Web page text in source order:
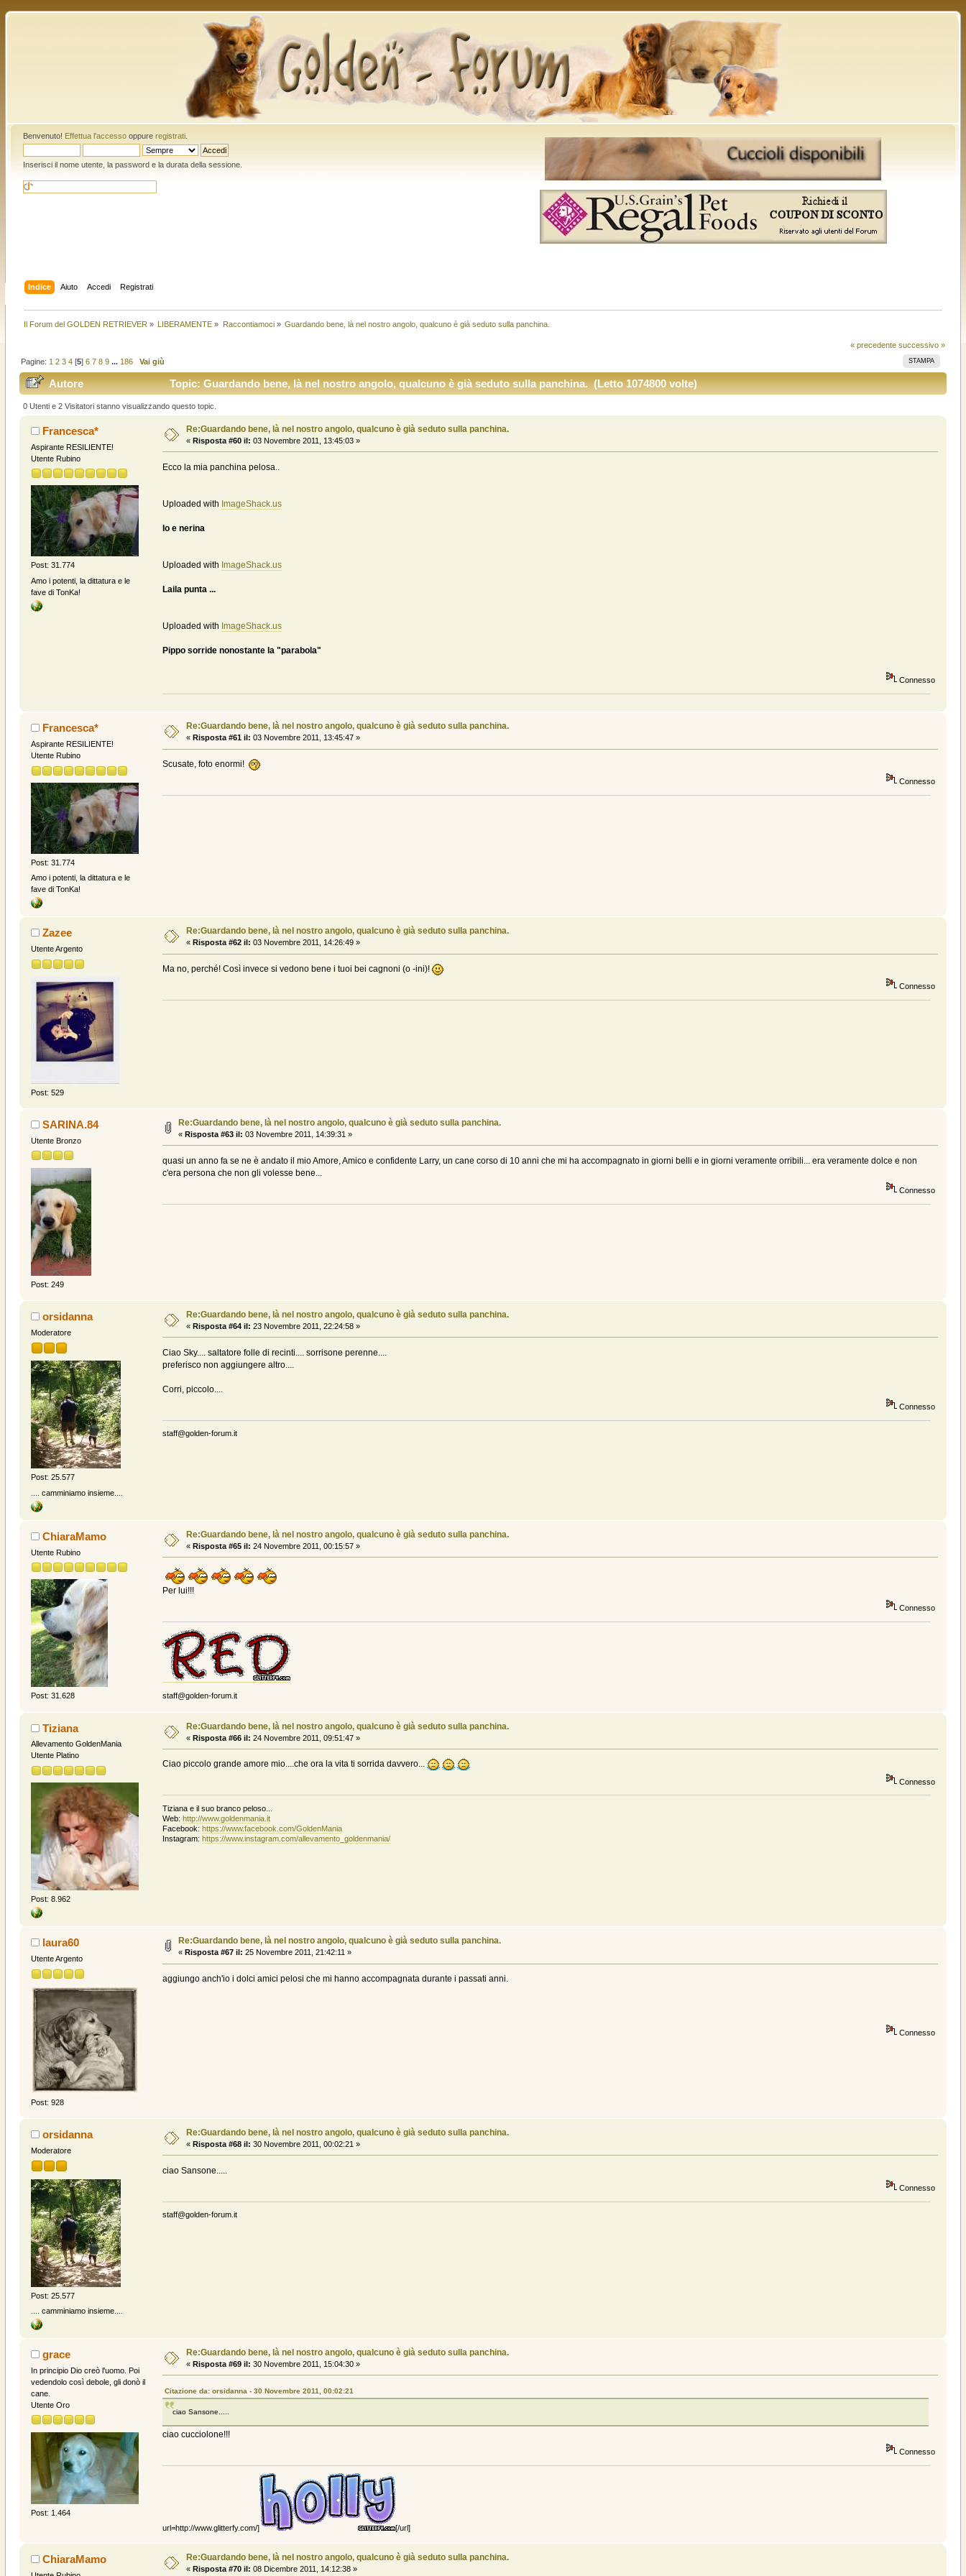
Benvenuto! Effettua l'accessooppure registrati.
Inserisci il nome utente, la password e la durata della sessione.
Indice Aiuto Accedi Registrati
Il Forum del GOLDEN RETRIEVER » LIBERAMENTE » Raccontiamoci» Guardando bene, là nel nostro angolo, qualcuno è già seduto sulla panchina.
« precedente successivo »
STAMPA
Pagine: 1 2 3 4[5] 6 7 8 9 ... 186 Vai giù
Autore Topic: Guardando bene, là nel nostro angolo, qualcuno è già seduto sulla panchina. (Letto 1074800 volte)
0 Utenti e 2 Visitatori stanno visualizzando questo topic.
Francesca*
Aspirante RESILIENTE!
Utente Rubino
Post: 31.774
Amo i potenti, la dittatura e le
fave di TonKa!
Re:Guardando bene, là nel nostro angolo, qualcuno è già seduto sulla panchina.
« Risposta #60 il: 03 Novembre 2011, 13:45:03 »
Ecco la mia panchina pelosa..
Uploaded with ImageShack.us
Io e nerina
Uploaded with ImageShack.us
Laila punta ...
Uploaded with ImageShack.us
Pippo sorride nonostante la "parabola"
Connesso
Francesca*
Aspirante RESILIENTE!
Utente Rubino
Post: 31.774
Amo i potenti, la dittatura e le
fave di TonKa!
Re:Guardando bene, là nel nostro angolo, qualcuno è già seduto sulla panchina.
« Risposta #61 il: 03 Novembre 2011, 13:45:47 »
Scusate, foto enormi!
Connesso
Zazee
Utente Argento
Post: 529
Re:Guardando bene, là nel nostro angolo, qualcuno è già seduto sulla panchina.
« Risposta #62 il: 03 Novembre 2011, 14:26:49 »
Ma no, perché! Così invece si vedono bene i tuoi bei cagnoni (o -ini)!
Connesso
SARINA.84
Utente Bronzo
Post: 249
Re:Guardando bene, là nel nostro angolo, qualcuno è già seduto sulla panchina.
« Risposta #63 il: 03 Novembre 2011, 14:39:31 »
quasi un anno fa se ne è andato il mio Amore, Amico e confidente Larry, un cane corso di 10 anni che mi ha accompagnato in giorni belli e in giorni veramente orribili... era veramente dolce e non
c'era persona che non gli volesse bene...
Connesso
orsidanna
Moderatore
Post: 25.577
.... camminiamo insieme....
Re:Guardando bene, là nel nostro angolo, qualcuno è già seduto sulla panchina.
« Risposta #64 il: 23 Novembre 2011, 22:24:58 »
Ciao Sky.... saltatore folle di recinti.... sorrisone perenne....
preferisco non aggiungere altro....
Corri, piccolo....
Connesso
staff@golden-forum.it
ChiaraMamo
Utente Rubino
Post: 31.628
Re:Guardando bene, là nel nostro angolo, qualcuno è già seduto sulla panchina.
« Risposta #65 il: 24 Novembre 2011, 00:15:57 »
Per lui!!!
Connesso
staff@golden-forum.it
Tiziana
Allevamento GoldenMania
Utente Platino
Post: 8.962
Re:Guardando bene, là nel nostro angolo, qualcuno è già seduto sulla panchina.
« Risposta #66 il: 24 Novembre 2011, 09:51:47 »
Ciao piccolo grande amore mio....che ora la vita ti sorrida davvero...
Connesso
Tiziana e il suo branco peloso...
Web:http://www.goldenmania.it
Facebook:https://www.facebook.com/GoldenMania
Instagram:https://www.instagram.com/allevamento_goldenmania/
laura60
Utente Argento
Post: 928
Re:Guardando bene, là nel nostro angolo, qualcuno è già seduto sulla panchina.
« Risposta #67 il: 25 Novembre 2011, 21:42:11 »
aggiungo anch'io i dolci amici pelosi che mi hanno accompagnata durante i passati anni.
Connesso
orsidanna
Moderatore
Post: 25.577
.... camminiamo insieme....
Re:Guardando bene, là nel nostro angolo, qualcuno è già seduto sulla panchina.
« Risposta #68 il: 30 Novembre 2011, 00:02:21 »
ciao Sansone.....
Connesso
staff@golden-forum.it
grace
In principio Dio creò l'uomo. Poi
vedendolo così debole, gli donò il
cane.
Utente Oro
Post: 1.464
Re:Guardando bene, là nel nostro angolo, qualcuno è già seduto sulla panchina.
« Risposta #69 il: 30 Novembre 2011, 15:04:30 »
Citazione da: orsidanna - 30 Novembre 2011, 00:02:21
ciao Sansone.....
ciao cucciolone!!!
Connesso
url=http://www.glitterfy.com/] [/url]
ChiaraMamo Re:Guardando bene, là nel nostro angolo, qualcuno è già seduto sulla panchina.
« Risposta #70 il: 08 Dicembre 2011, 14:12:38 »